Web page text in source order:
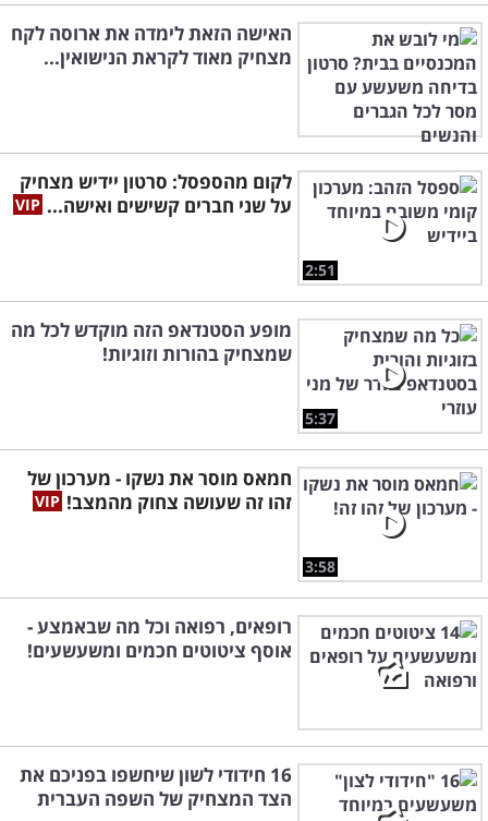
האישה הזאת לימדה את ארוסה לקח
מצחיק מאוד לקראת הנישואין...
2:51
לקום מהספסל: סרטון יידיש מצחיק
על שני חברים קשישים ואישה...
5:37
מופע הסטנדאפ הזה מוקדש לכל מה
שמצחיק בהורות וזוגיות!
3:58
חמאס מוסר את נשקו - מערכון של
זהו זה שעושה צחוק מהמצב!
רופאים, רפואה וכל מה שבאמצע -
אוסף ציטוטים חכמים ומשעשעים!
16 חידודי לשון שיחשפו בפניכם את
הצד המצחיק של השפה העברית